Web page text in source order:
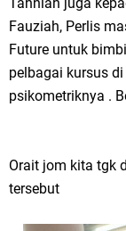
Fauziah, Perlis
Future untuk
pelbagai kursus
psikometriknya .
Orait jom kita tgk
tersebut